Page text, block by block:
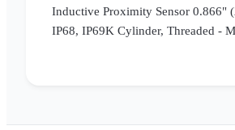
Inductive Proximity Sensor 0.866"
IP68, IP69K Cylinder, Threaded -